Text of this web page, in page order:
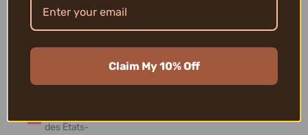
des États-
Claim My 10% Off